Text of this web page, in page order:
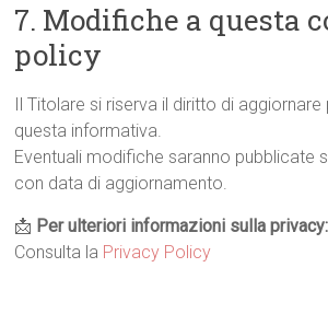
7. Modifiche a questa
policy
Il Titolare si riserva il diritto di
questa informativa.
Eventuali modifiche saranno pubblicate
con data di aggiornamento.
📩 Per ulteriori informazioni sulla privacy:
Consulta la Privacy Policy